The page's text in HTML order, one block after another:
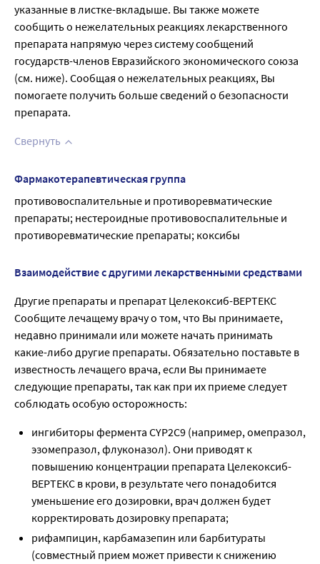
указанные в листке-вкладыше. Вы также можете
сообщить о нежелательных реакциях лекарственного
препарата напрямую через систему сообщений
государств-членов Евразийского экономического союза
(см. ниже). Сообщая о нежелательных реакциях, Вы
помогаете получить больше сведений о безопасности
препарата.
Свернуть
Фармакотерапевтическая группа
противовоспалительные и противоревматические
препараты; нестероидные противовоспалительные и
противоревматические препараты; коксибы
Взаимодействие с другими лекарственными средствами
Другие препараты и препарат Целекоксиб-ВЕРТЕКС
Сообщите лечащему врачу о том, что Вы принимаете,
недавно принимали или можете начать принимать
какие-либо другие препараты. Обязательно поставьте в
известность лечащего врача, если Вы принимаете
следующие препараты, так как при их приеме следует
соблюдать особую осторожность:
ингибиторы фермента CYP2C9 (например, омепразол,
эзомепразол, флуконазол). Они приводят к
повышению концентрации препарата Целекоксиб-
ВЕРТЕКС в крови, в результате чего понадобится
уменьшение его дозировки, врач должен будет
корректировать дозировку препарата;
рифампицин, карбамазепин или барбитураты
(совместный прием может привести к снижению